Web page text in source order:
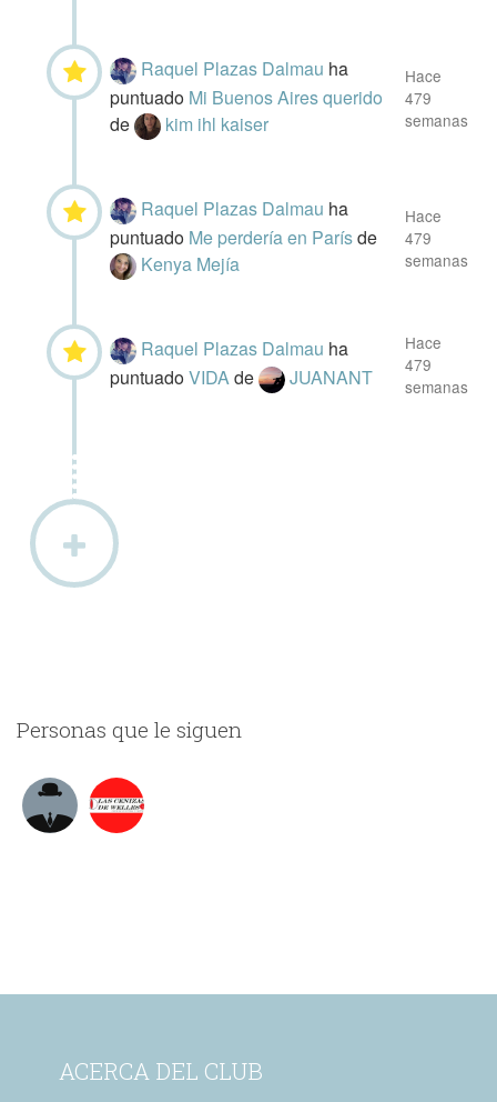
Raquel Plazas Dalmau ha
puntuado Mi Buenos Aires querido
de
kim ihl kaiser
Hace
479
semanas
Raquel Plazas Dalmau ha
puntuado Me perdería en Parísde
Kenya Mejía
Hace
479
semanas
Raquel Plazas Dalmau ha
puntuadoVIDAde JUANANT
Hace
479
semanas
Personas que le siguen
ACERCA DEL CLUB